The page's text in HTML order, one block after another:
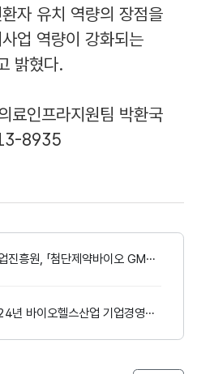
자 유치 역량의 장점을
업 역량이 강화되는
밝혔다.
료인프라지원팀 박환국
8935
한국보건산업진흥원, 「첨단제약바이오 GMP 워크숍」 개최
진흥원, 2024년 바이오헬스산업 기업경영분석 발표